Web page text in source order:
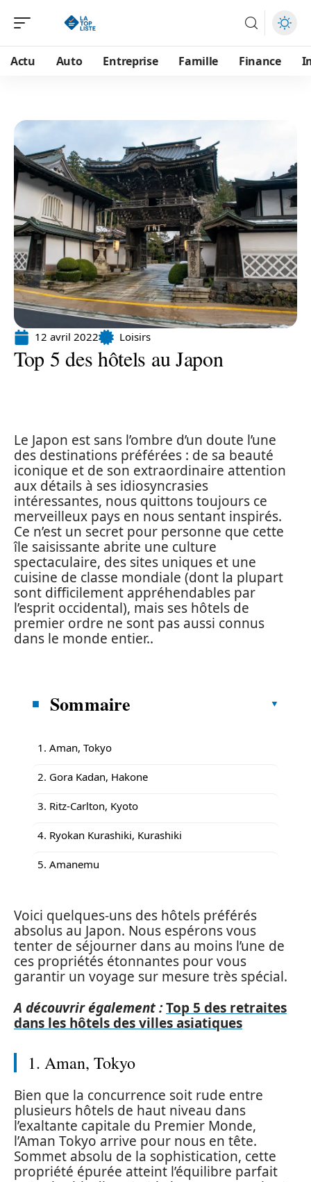
Actu Auto Entreprise Famille Finance
12 avril 2022 Loisirs
Top 5 des hôtels au Japon
Le Japon est sans l’ombre d’un doute l’une
des destinations préférées : de sa beauté
iconique et de son extraordinaire attention
aux détails à ses idiosyncrasies
intéressantes, nous quittons toujours ce
merveilleux pays en nous sentant inspirés.
Ce n’est un secret pour personne que cette
île saisissante abrite une culture
spectaculaire, des sites uniques et une
cuisine de classe mondiale (dont la plupart
sont difficilement appréhendables par
l’esprit occidental), mais ses hôtels de
premier ordre ne sont pas aussi connus
dans le monde entier..
Sommaire
1. Aman, Tokyo
2. Gora Kadan, Hakone
3. Ritz-Carlton, Kyoto
4. Ryokan Kurashiki, Kurashiki
5. Amanemu
Voici quelques-uns des hôtels préférés
absolus au Japon. Nous espérons vous
tenter de séjourner dans au moins l’une de
ces propriétés étonnantes pour vous
garantir un voyage sur mesure très spécial.
A découvrir également :Top 5 des retraites
dans les hôtels des villes asiatiques
1. Aman, Tokyo
Bien que la concurrence soit rude entre
plusieurs hôtels de haut niveau dans
l’exaltante capitale du Premier Monde,
l’Aman Tokyo arrive pour nous en tête.
Sommet absolu de la sophistication, cette
propriété épurée atteint l’équilibre parfait